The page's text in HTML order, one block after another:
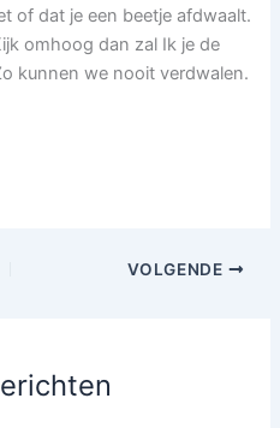
of dat je een beetje afdwaalt.
omhoog dan zal Ik je de
kunnen we nooit verdwalen.
VOLGENDE